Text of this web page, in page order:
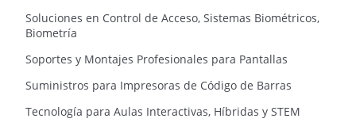
Soluciones en Control de Acceso, Sistemas Biométricos,
Biometría
Soportes y Montajes Profesionales para Pantallas
Suministros para Impresoras de Código de Barras
Tecnología para Aulas Interactivas, Híbridas y STEM